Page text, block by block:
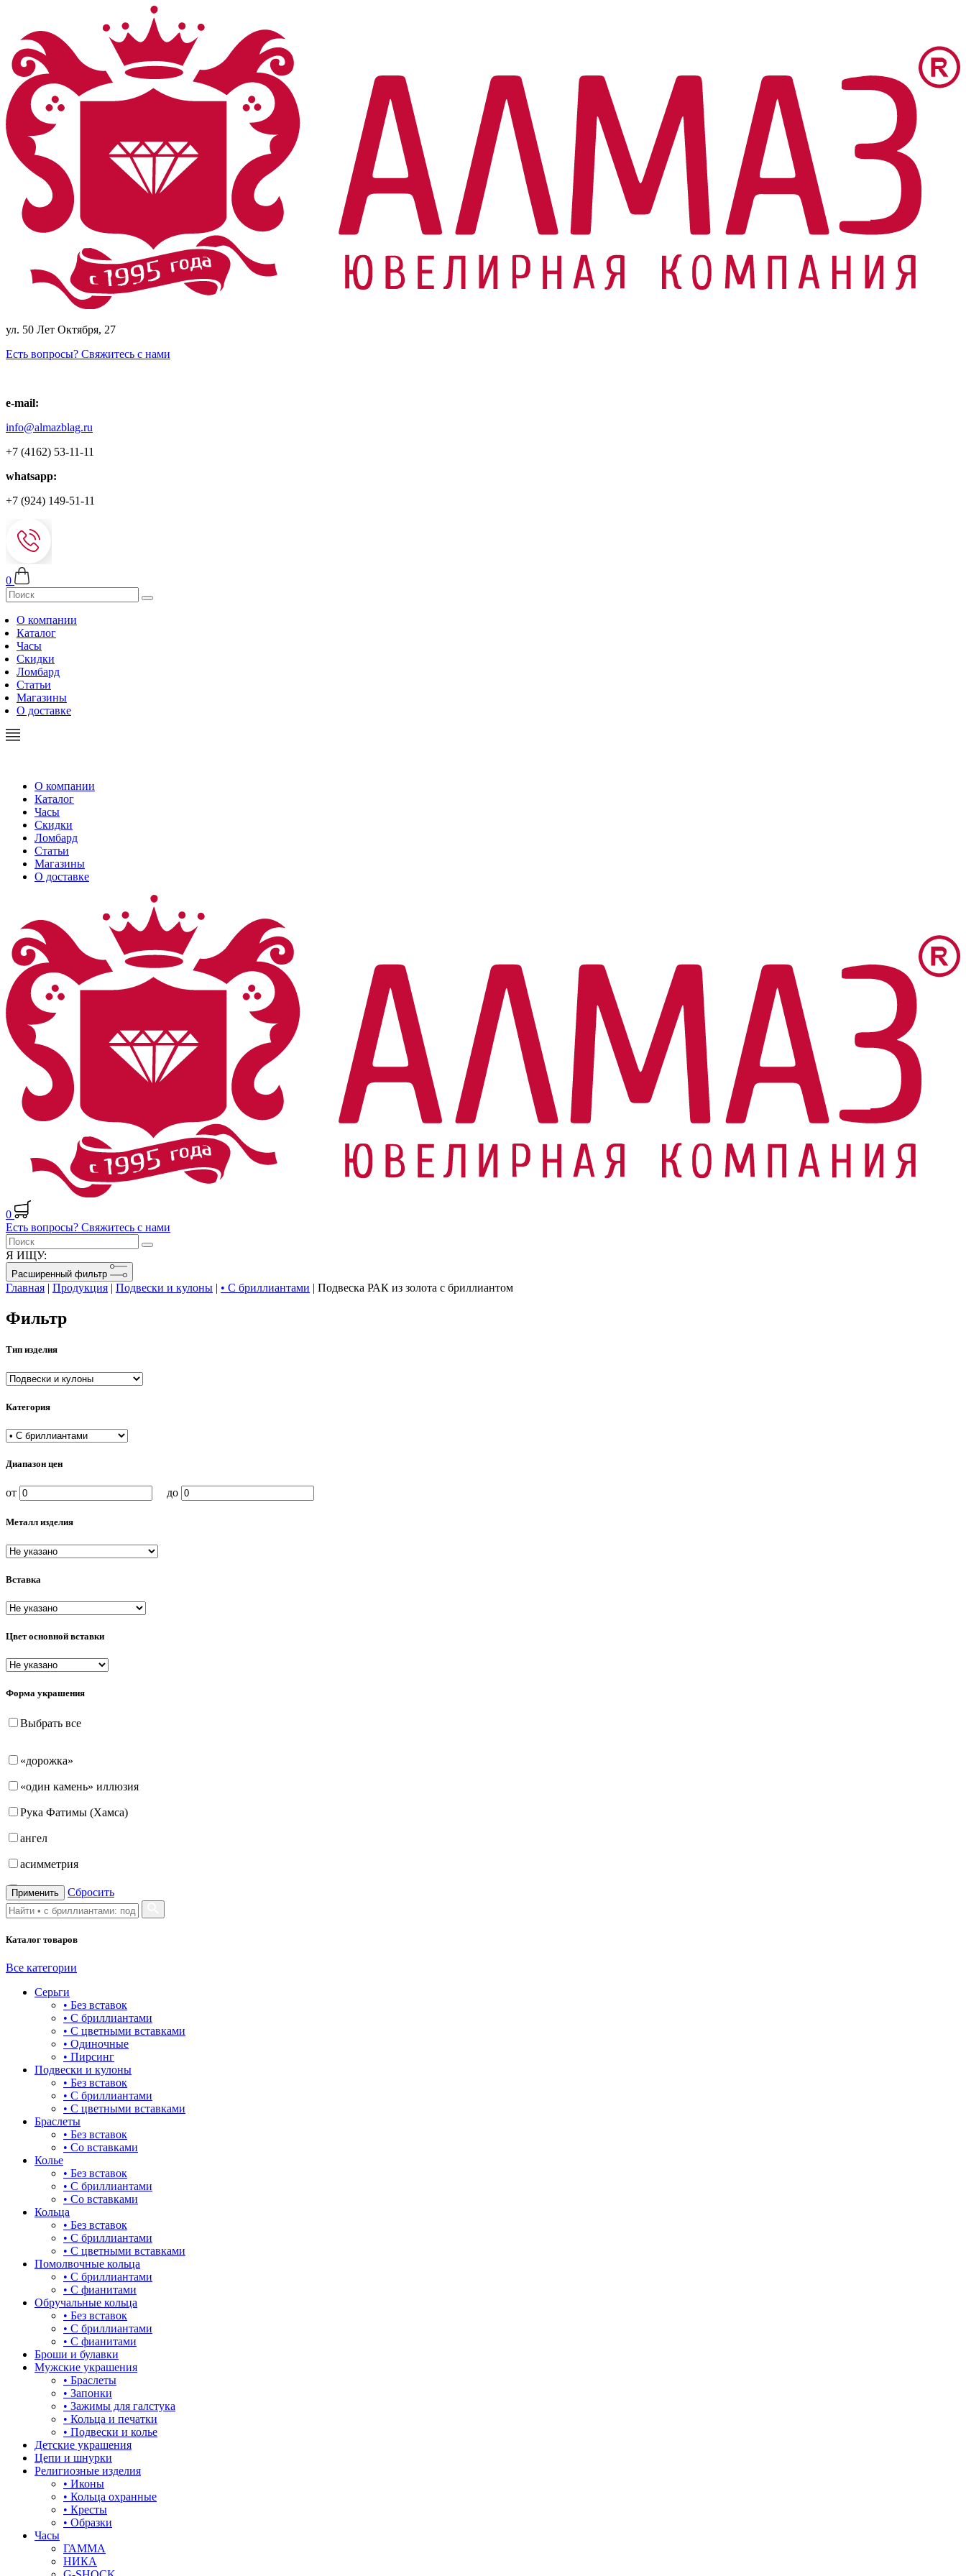
ул. 50 Лет Октября, 27
Есть вопросы? Свяжитесь с нами
e-mail:
info@almazblag.ru
+7 (4162) 53-11-11
whatsapp:
+7 (924) 149-51-11
0
О компании
Каталог
Часы
Скидки
Ломбард
Статьи
Магазины
О доставке
О компании
Каталог
Часы
Скидки
Ломбард
Статьи
Магазины
О доставке
0
Есть вопросы? Свяжитесь с нами
Я ИЩУ:
Расширенный фильтр
Главная | Продукция | Подвески и кулоны | • С бриллиантами | Подвеска РАК из золота с бриллиантом
Фильтр
Тип изделия
Категория
Диапазон цен
от до
Металл изделия
Вставка
Цвет основной вставки
Форма украшения
Выбрать все
«дорожка»
«один камень» иллюзия
Рука Фатимы (Хамса)
ангел
асимметрия
бабочка
бантик
башня
бесконечность
буквы
булавка
гвоздь
деревья
длинные
для мам
драконы и змеи
другие религии
животный мир
жучки и букашки
звезды
знаки зодиака
капля
квадрат (куб)
клевер
корона
кошки
круг (шар)
крылья и перья
Применить Сбросить
Каталог товаров
Все категории
Серьги
• Без вставок
• С бриллиантами
• С цветными вставками
• Одиночные
• Пирсинг
Подвески и кулоны
• Без вставок
• С бриллиантами
• С цветными вставками
Браслеты
• Без вставок
• Со вставками
Колье
• Без вставок
• С бриллиантами
• Со вставками
Кольца
• Без вставок
• С бриллиантами
• С цветными вставками
Помолвочные кольца
• С бриллиантами
• С фианитами
Обручальные кольца
• Без вставок
• С бриллиантами
• С фианитами
Броши и булавки
Мужские украшения
• Браслеты
• Запонки
• Зажимы для галстука
• Кольца и печатки
• Подвески и колье
Детские украшения
Цепи и шнурки
Религиозные изделия
• Иконы
• Кольца охранные
• Кресты
• Образки
Часы
ГАММА
НИКА